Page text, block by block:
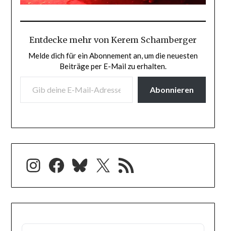
Entdecke mehr von Kerem Schamberger
Melde dich für ein Abonnement an, um die neuesten
Beiträge per E-Mail zu erhalten.
GIB DEINE E-MAIL-ADRESSE EIN ...
Abonnieren
Instagram
Facebook
Bluesky
X RSS-Feed